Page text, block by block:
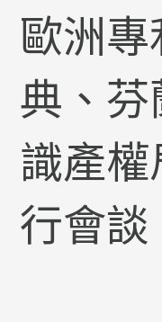
歐洲
典、
識產
行會談